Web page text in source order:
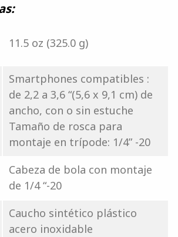
11.5 oz (325.0 g)
Smartphones compatibles :
de 2,2 a 3,6 “(5,6 x 9,1 cm) de
ancho, con o sin estuche
Tamaño de rosca para
montaje en trípode: 1/4” -20
Cabeza de bola con montaje
de 1/4 “-20
Caucho sintético plástico
acero inoxidable